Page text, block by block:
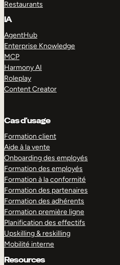
Restaurants
IA
AgentHub
Enterprise Knowledge
MCP
Harmony AI
Roleplay
Content Creator
Cas d’usage
Formation client
Aide à la vente
Onboarding des employés
Formation des employés
Formation à la conformité
Formation des partenaires
Formation des adhérents
Formation première ligne
Planification des effectifs
Upskilling & reskilling
Mobilité interne
Resources